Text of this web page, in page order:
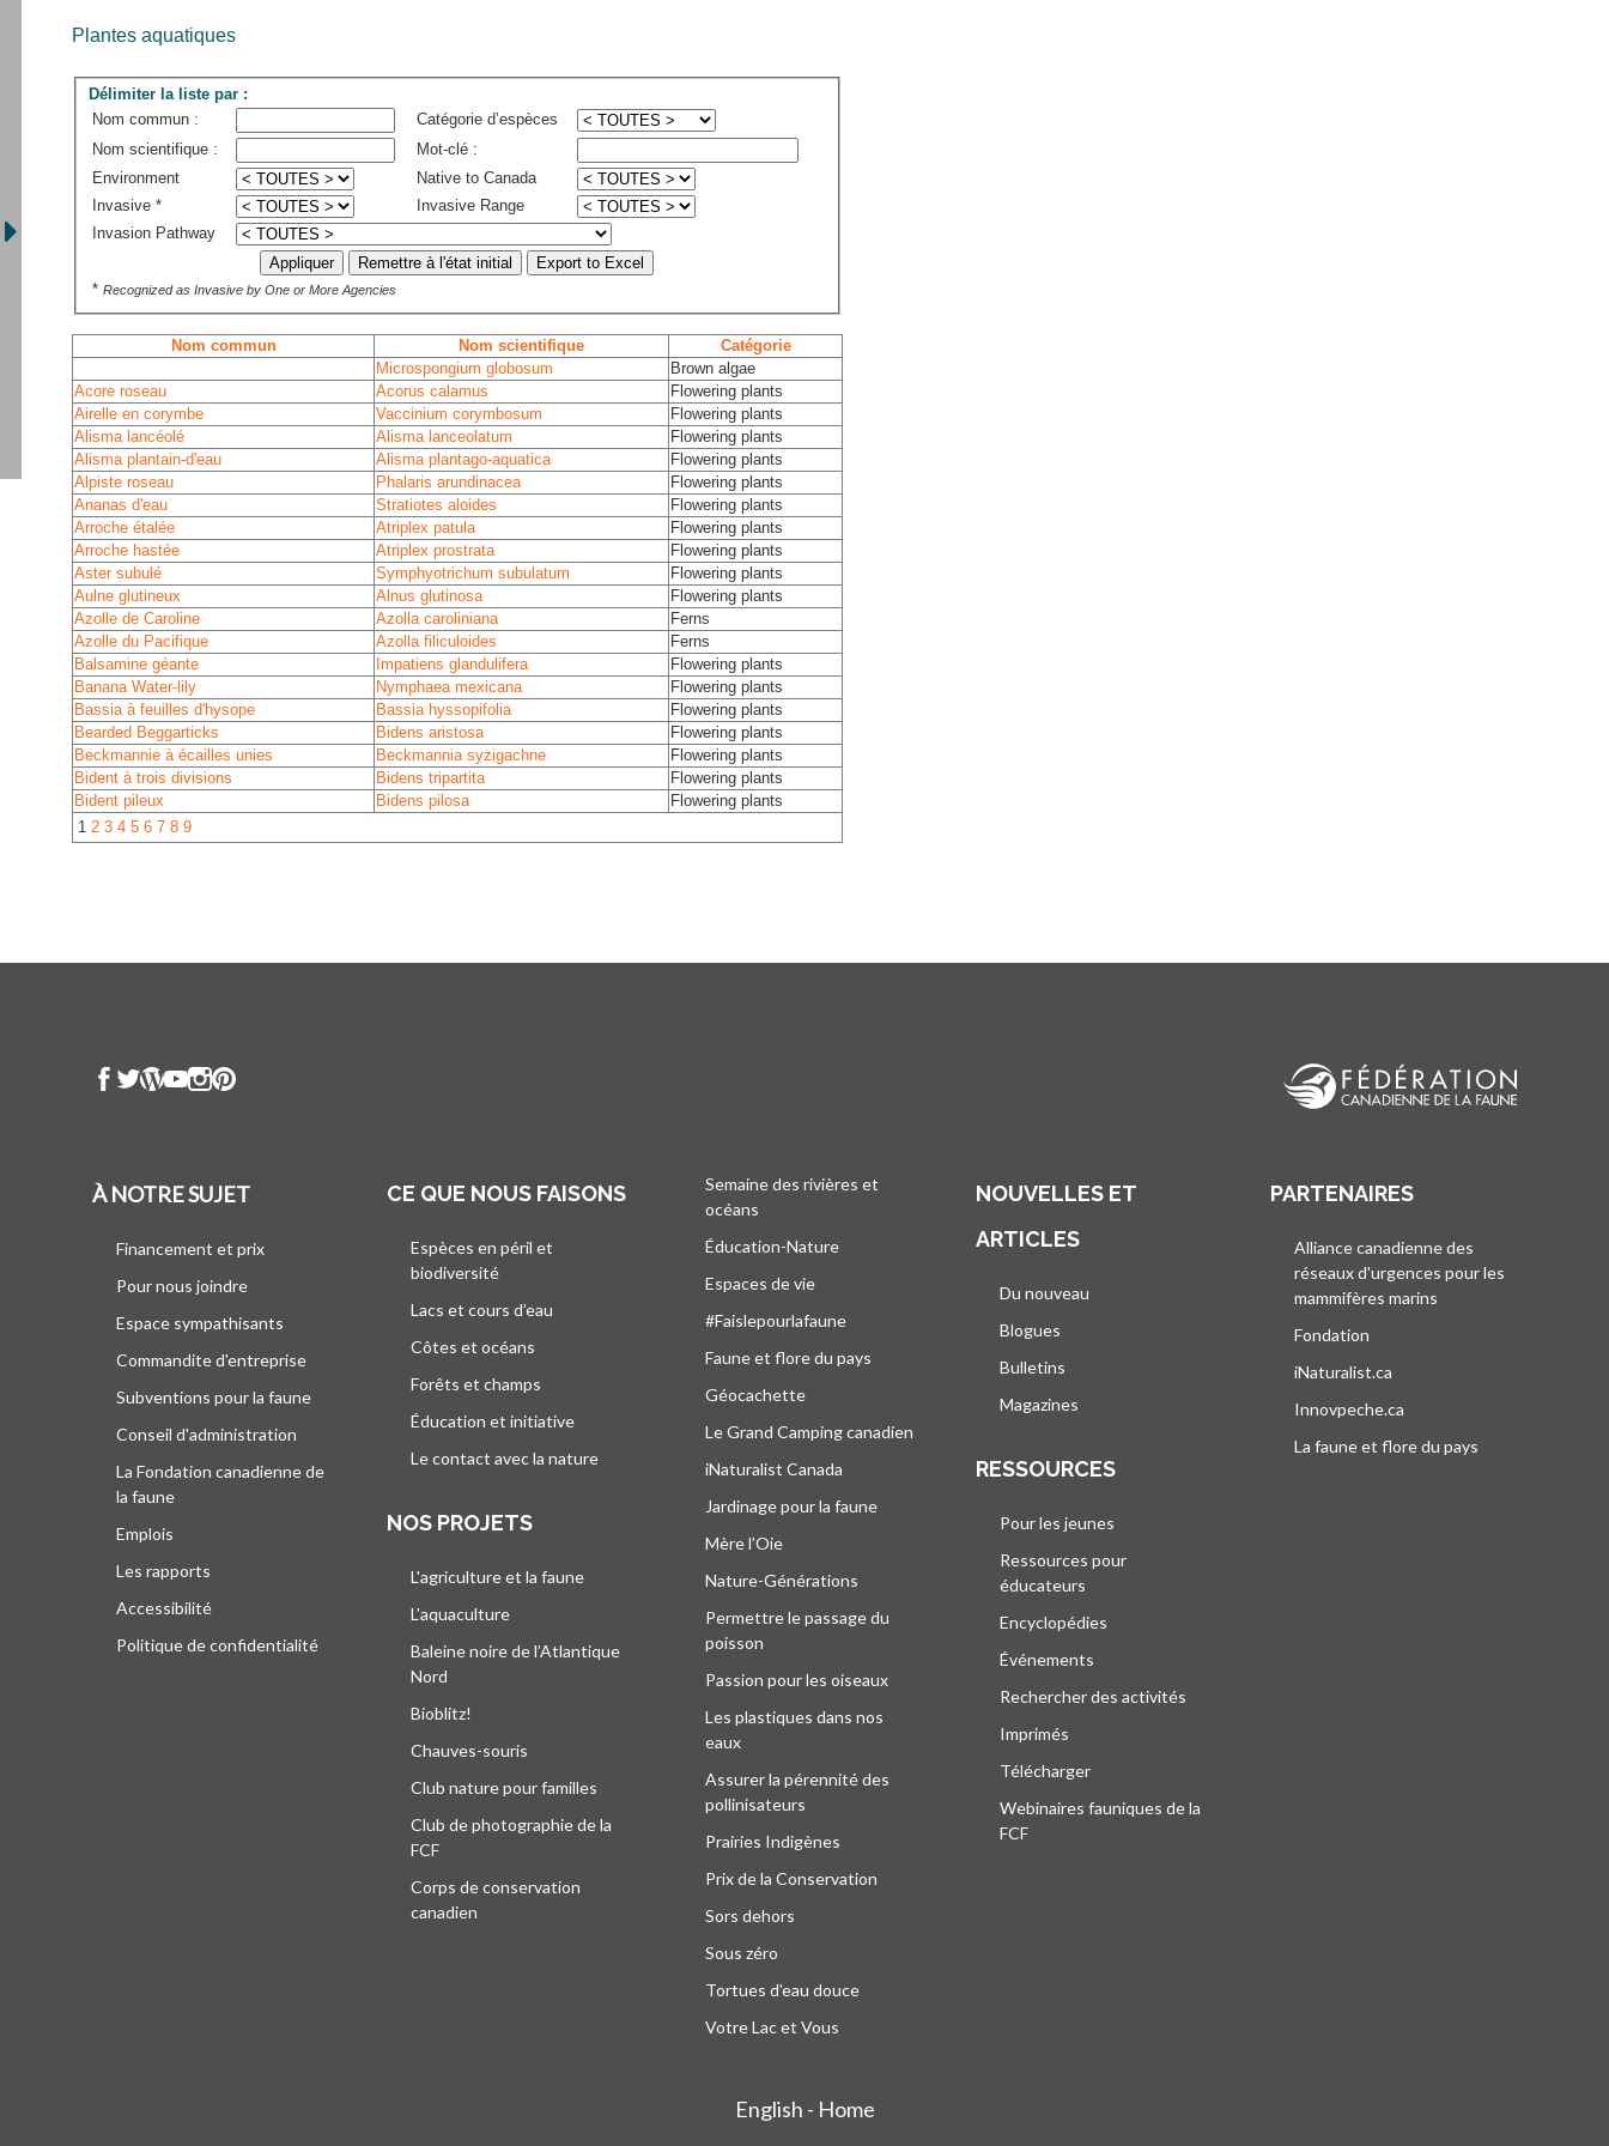
À NOTRE SUJET
Financement et prix
Pour nous joindre
Espace sympathisants
Commandite d'entreprise
Subventions pour la faune
Conseil d'administration
La Fondation canadienne de
la faune
Emplois
Les rapports
Accessibilité
Politique de confidentialité
CE QUE NOUS FAISONS
Espèces en péril et
biodiversité
Lacs et cours d’eau
Côtes et océans
Forêts et champs
Éducation et initiative
Le contact avec la nature
NOS PROJETS
L'agriculture et la faune
L'aquaculture
Baleine noire de l’Atlantique
Nord
Bioblitz!
Chauves-souris
Club nature pour familles
Club de photographie de la
FCF
Corps de conservation
canadien
Semaine des rivières et
océans
Éducation-Nature
Espaces de vie
#Faislepourlafaune
Faune et flore du pays
Géocachette
Le Grand Camping canadien
iNaturalist Canada
Jardinage pour la faune
Mère l’Oie
Nature-Générations
Permettre le passage du
poisson
Passion pour les oiseaux
Les plastiques dans nos
eaux
Assurer la pérennité des
pollinisateurs
Prairies Indigènes
Prix de la Conservation
Sors dehors
Sous zéro
Tortues d'eau douce
Votre Lac et Vous
NOUVELLES ET
ARTICLES
Du nouveau
Blogues
Bulletins
Magazines
RESSOURCES
Pour les jeunes
Ressources pour
éducateurs
Encyclopédies
Événements
Rechercher des activités
Imprimés
Télécharger
Webinaires fauniques de la
FCF
PARTENAIRES
Alliance canadienne des
réseaux d'urgences pour les
mammifères marins
Fondation
iNaturalist.ca
Innovpeche.ca
La faune et flore du pays
English - Home